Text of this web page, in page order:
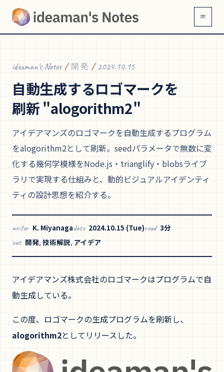
≡
ideaman's Notes / 開発 / 2024.10.15
自動生成するロゴマークを
刷新 "alogorithm2"
アイデアマンズのロゴマークを自動生成するプログラム
をalogorithm2として刷新。seedパラメータで無数に変
化する幾何学模様をNode.js・trianglify・blobsライブ
ラリで実現する仕組みと、動的ビジュアルアイデンティ
ティの設計思想を紹介する。
writer K. Miyanagadate 2024.10.15 (Tue)read 3分
cat 開発, 技術解説, アイデア
アイデアマンズ株式会社のロゴマークはプログラムで自
動生成している。
この度、ロゴマークの生成プログラムを刷新し、
alogorithm2としてリリースした。